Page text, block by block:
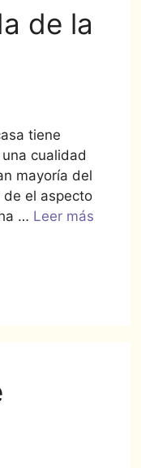
de la
tiene
cualidad
mayoría del
el aspecto
… Leer más